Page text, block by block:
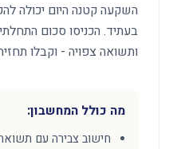
השקעה קטנה היום יכולה
בעתיד. הכניסו סכום
ותשואה צפויה - וקבלו
מה כולל המחשבון:
חישוב צבירה עם